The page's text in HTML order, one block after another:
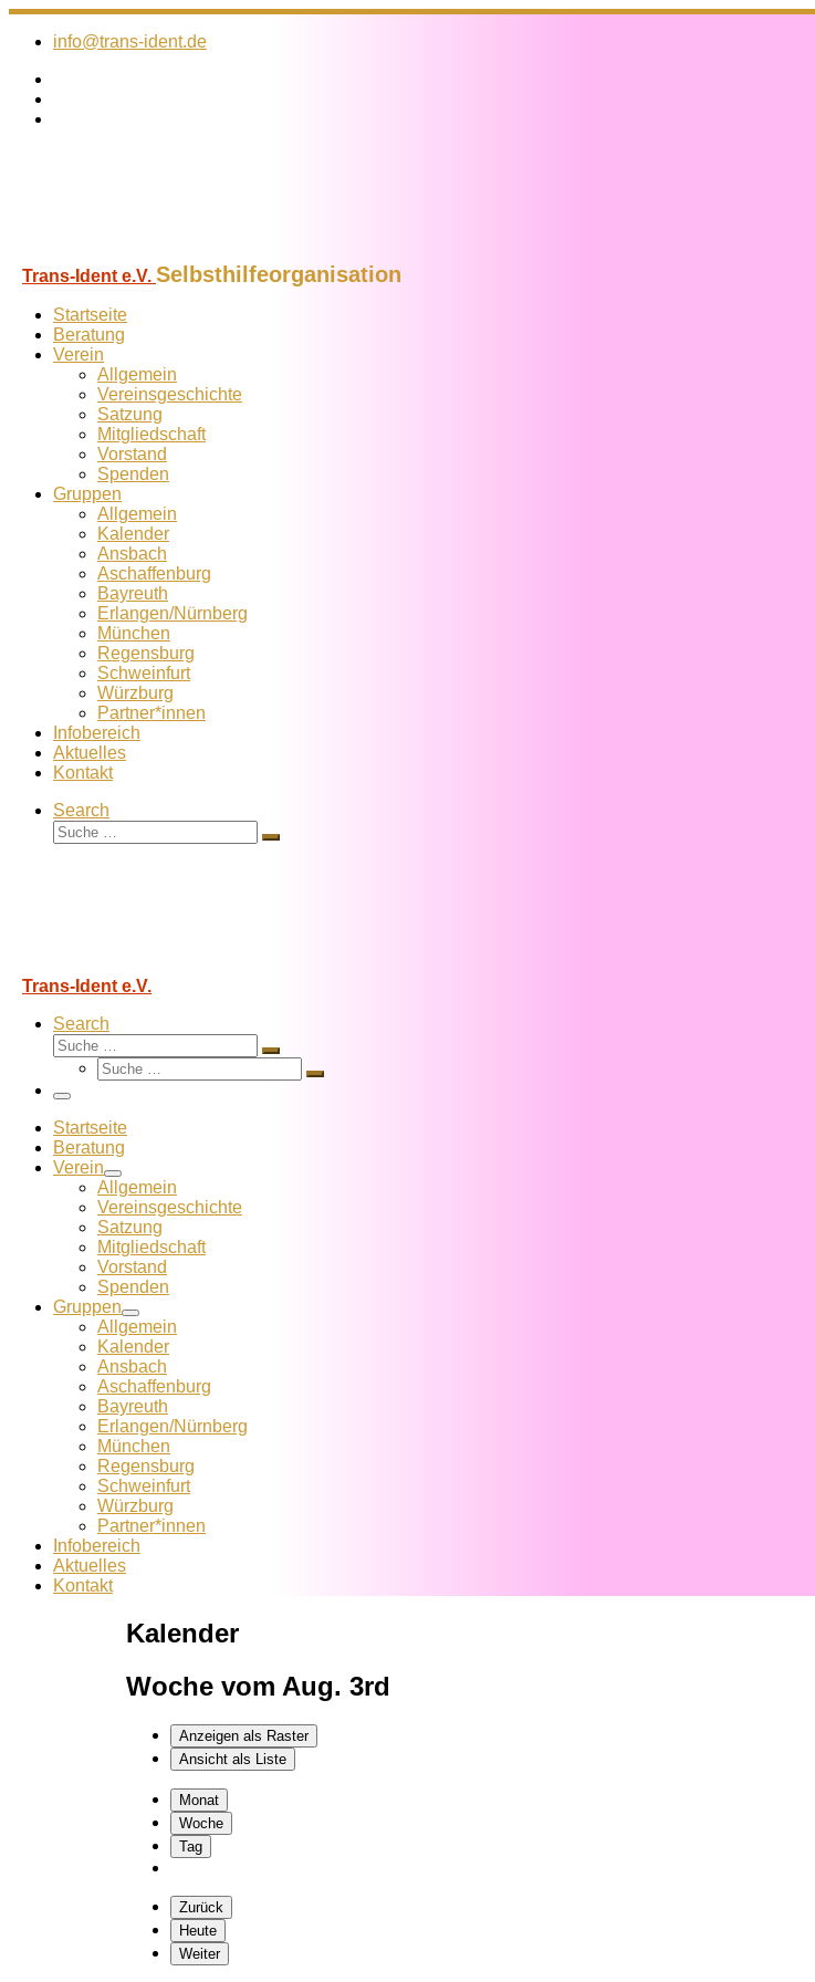
Zum
Inhalt
info@trans-ident.de
Trans-Ident e.V. Selbsthilfeorganisation
Startseite
Beratung
Verein
Allgemein
Vereins­geschichte
Satzung
Mitglied­schaft
Vorstand
Spenden
Gruppen
Allgemein
Kalender
Ansbach
Aschaffenburg
Bayreuth
Erlangen/Nürnberg
München
Regensburg
Schweinfurt
Würzburg
Partner*innen
Infobereich
Aktuelles
Kontakt
Search
Suche
Suche
Trans-Ident e.V.
Search
Suche
Suche
Suche
Suche
Menü
Startseite
Beratung
Verein
Allgemein
Vereins­geschichte
Satzung
Mitglied­schaft
Vorstand
Spenden
Gruppen
Allgemein
Kalender
Ansbach
Aschaffenburg
Bayreuth
Erlangen/Nürnberg
München
Regensburg
Schweinfurt
Würzburg
Partner*innen
Infobereich
Aktuelles
Kontakt
Kalender
Woche vom Aug. 3rd
Anzeigen als Raster
Ansicht als Liste
Monat
Woche
Tag
Zurück
Heute
Weiter